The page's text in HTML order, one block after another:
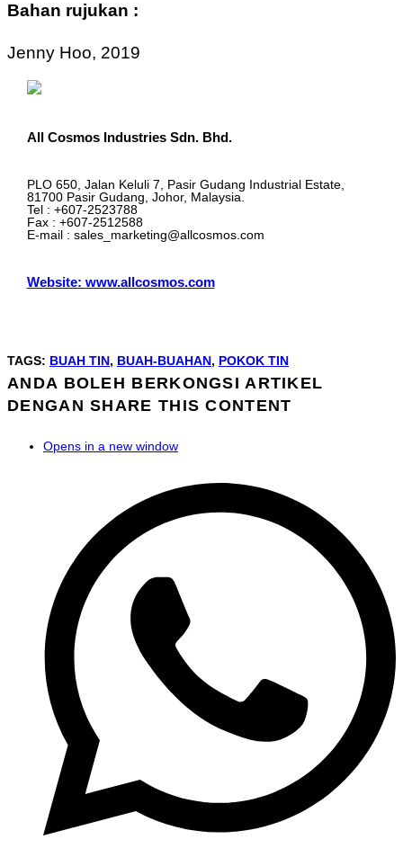
Bahan rujukan :
Jenny Hoo, 2019
All Cosmos Industries Sdn. Bhd.
PLO 650, Jalan Keluli 7, Pasir Gudang Industrial Estate,
81700 Pasir Gudang, Johor, Malaysia.
Tel : +607-2523788
Fax : +607-2512588
E-mail : sales_marketing@allcosmos.com
Website: www.allcosmos.com
TAGS: BUAH TIN, BUAH-BUAHAN, POKOK TIN
ANDA BOLEH BERKONGSI ARTIKEL
DENGAN SHARE THIS CONTENT
Opens in a new window